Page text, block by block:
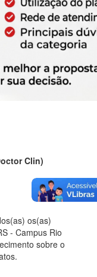
Clin)
os(as)
- Campus Rio
sobre o